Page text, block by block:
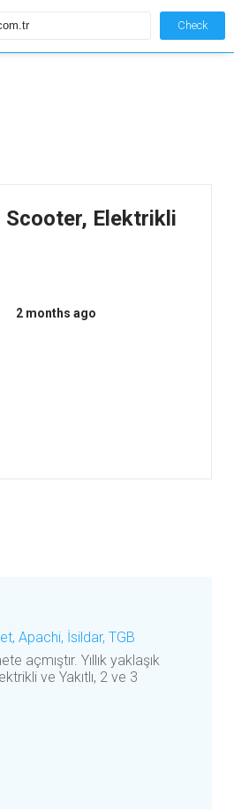
Check
Elektrikli
2 months ago
Apachi, İsildar, TGB
açmıştır. Yıllık yaklaşık
ve Yakıtlı, 2 ve 3